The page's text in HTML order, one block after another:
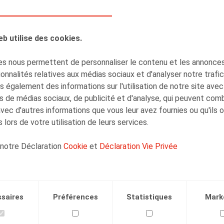
utilise des cookies.
nous permettent de personnaliser le contenu et les
relatives aux médias sociaux et d'analyser notre
également des informations sur l'utilisation de notre site
de médias sociaux, de publicité et d'analyse, qui peuvent
d'autres informations que vous leur avez fournies ou qu'ils
de votre utilisation de leurs services.
Déclaration Cookie et Déclaration Vie Privée
Préférences Statistiques
Senior Associate
Lise-Marie Platteau
Collaborateur
Facebook
TwitterLinkedinCourriel